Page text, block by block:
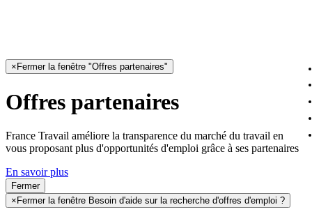
× Fermer la fenêtre "Offres partenaires"
Offres partenaires
France Travail améliore la transparence du marché du travail en
vous proposant plus d'opportunités d'emploi grâce à ses partenaires
En savoir plus
Fermer
× Fermer la fenêtre Besoin d'aide sur la recherche d'offres d'emploi ?